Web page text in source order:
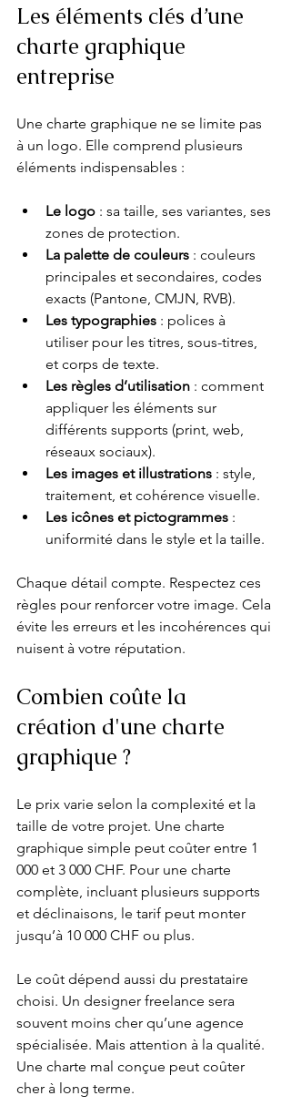
Les éléments clés d’une
charte graphique
entreprise
Une charte graphique ne se limite pas
à un logo. Elle comprend plusieurs
éléments indispensables :
Le logo : sa taille, ses variantes, ses
zones de protection.
La palette de couleurs : couleurs
principales et secondaires, codes
exacts (Pantone, CMJN, RVB).
Les typographies : polices à
utiliser pour les titres, sous-titres,
et corps de texte.
Les règles d’utilisation : comment
appliquer les éléments sur
différents supports (print, web,
réseaux sociaux).
Les images et illustrations : style,
traitement, et cohérence visuelle.
Les icônes et pictogrammes :
uniformité dans le style et la taille.
Chaque détail compte. Respectez ces
règles pour renforcer votre image. Cela
évite les erreurs et les incohérences qui
nuisent à votre réputation.
Combien coûte la
création d'une charte
graphique ?
Le prix varie selon la complexité et la
taille de votre projet. Une charte
graphique simple peut coûter entre 1
000 et 3 000 CHF. Pour une charte
complète, incluant plusieurs supports
et déclinaisons, le tarif peut monter
jusqu’à 10 000 CHF ou plus.
Le coût dépend aussi du prestataire
choisi. Un designer freelance sera
souvent moins cher qu’une agence
spécialisée. Mais attention à la qualité.
Une charte mal conçue peut coûter
cher à long terme.